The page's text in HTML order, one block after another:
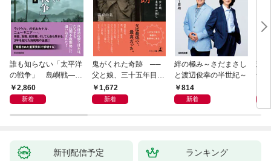
誰も知らない「太平洋
の戦争」 島嶼戦――
マッカーサーとの激闘
の真実
2,860
新着
鬼がくれた奇跡 ──
父と娘、三十五年目の
赦し1,672
新着
絆の極み～さだまさし
と渡辺俊幸の半世紀～
814
新着
悲
子
新刊配信予定 ランキング